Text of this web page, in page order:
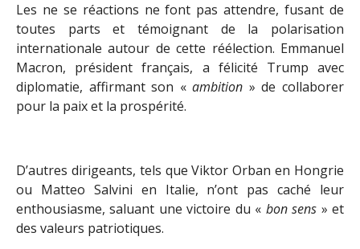
Les ne se réactions ne font pas attendre, fusant de
toutes parts et témoignant de la polarisation
internationale autour de cette réélection. Emmanuel
Macron, président français, a félicité Trump avec
diplomatie, affirmant son «ambition » de collaborer
pour la paix et la prospérité.
D’autres dirigeants, tels que Viktor Orban en Hongrie
ou Matteo Salvini en Italie, n’ont pas caché leur
enthousiasme, saluant une victoire du « bon sens » et
des valeurs patriotiques.